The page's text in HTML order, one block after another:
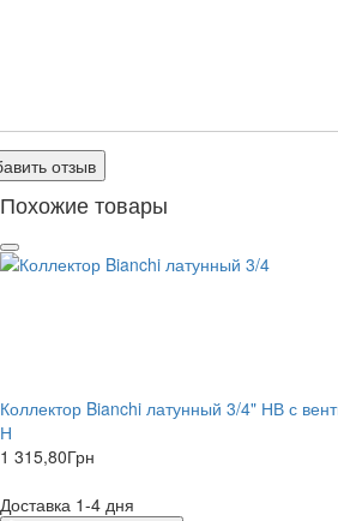
отзыв
Похожие товары
Коллектор Bianchi латунный 3/4" НВ с
Н
1 315,80Грн
Доставка 1-4 дня